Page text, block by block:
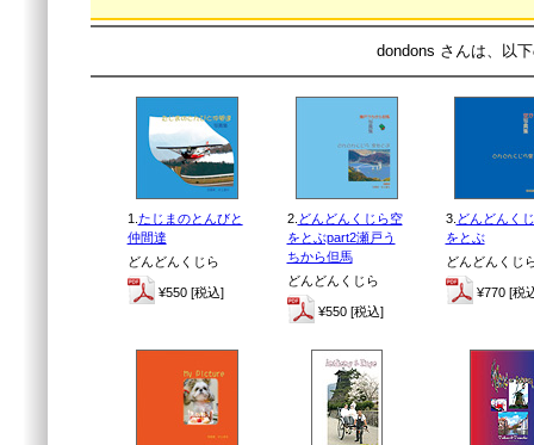
dondons さんは、以
1. たじまのとんびと
仲間達
どんどんくじら
¥550 [税込]
2. どんどんくじら空
をとぶpart2瀬戸う
ちから但馬
どんどんくじら
¥550 [税込]
3. どんどんく
をとぶ
どんどんくじ
¥770 [税